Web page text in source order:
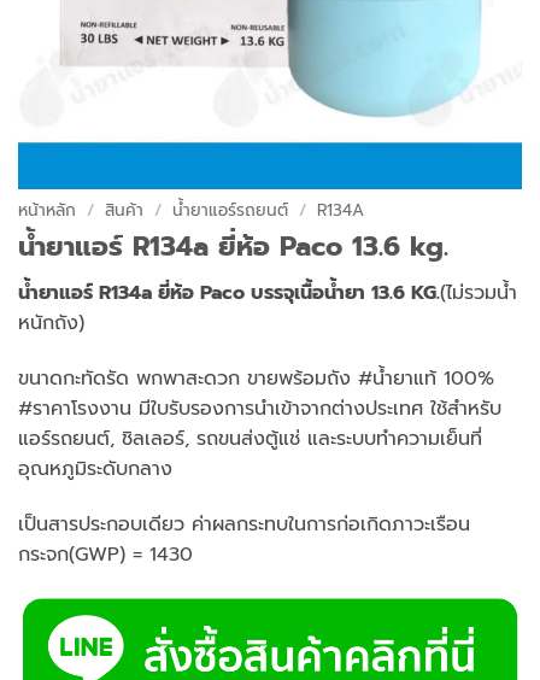
หน้าหลัก / สินค้า / น้ำยาแอร์รถยนต์ / R134A
น้ำยาแอร์ R134a ยี่ห้อ Paco 13.6 kg.
น้ำยาแอร์ R134a ยี่ห้อ Paco บรรจุเนื้อน้ำยา 13.6 KG.(ไม่รวมน้ำ
หนักถัง)
ขนาดกะทัดรัด พกพาสะดวก ขายพร้อมถัง #น้ำยาแท้ 100%
#ราคาโรงงาน มีใบรับรองการนำเข้าจากต่างประเทศ ใช้สำหรับ
แอร์รถยนต์, ชิลเลอร์, รถขนส่งตู้แช่ และระบบทำความเย็นที่
อุณหภูมิระดับกลาง
เป็นสารประกอบเดียว ค่าผลกระทบในการก่อเกิดภาวะเรือน
กระจก(GWP) = 1430